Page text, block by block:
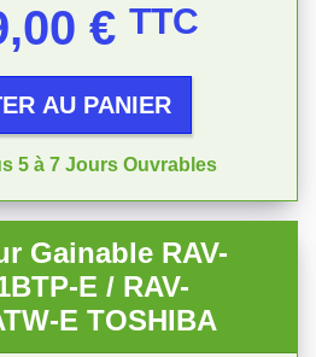
€ TTC
AU PANIER
5 à 7 Jours Ouvrables
Gainable RAV-
E / RAV-
E TOSHIBA